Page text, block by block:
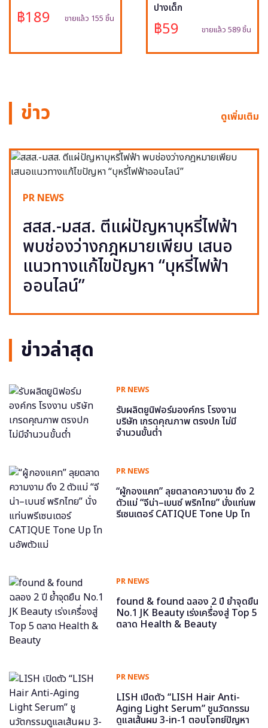
฿189 ขายแล้ว 155 ชิ้น
ปางเด็ก
฿59 ขายแล้ว 589 ชิ้น
ข่าว ดูเพิ่มเติม
PR NEWS
สสส.-มสส. ตีแผ่ปัญหาบุหรี่ไฟฟ้า
พบช่องว่างกฎหมายเพียบ เสนอ
แนวทางแก้ไขปัญหา “บุหรี่ไฟฟ้า
ออนไลน์”
ข่าวล่าสุด
PR NEWS
รับผลิตยูนิฟอร์มองค์กร โรงงาน
บริษัท เกรดคุณภาพ ตรงปก ไม่มี
จำนวนขั้นต่ำ
PR NEWS
“ผู้กองแคท” ลุยตลาดความงาม ดึง 2
ตัวแม่ “จีน่า–เบนซ์ พริกไทย” นั่งแท่นพ
รีเซนเตอร์ CATIQUE Tone Up โท
PR NEWS
found & found ฉลอง 2 ปี ย้ำจุดยืน
No.1 JK Beauty เร่งเครื่องสู่ Top 5
ตลาด Health & Beauty
PR NEWS
LISH เปิดตัว “LISH Hair Anti-
Aging Light Serum” ชูนวัตกรรม
ดูแลเส้นผม 3-in-1 ตอบโจทย์ปัญหา